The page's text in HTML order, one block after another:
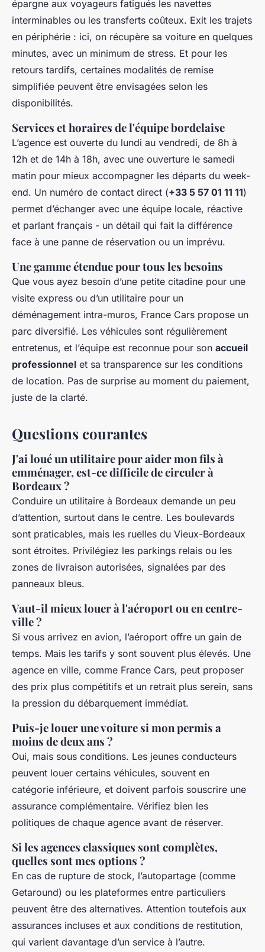
épargne aux voyageurs fatigués les navettes
interminables ou les transferts coûteux. Exit les trajets
en périphérie : ici, on récupère sa voiture en quelques
minutes, avec un minimum de stress. Et pour les
retours tardifs, certaines modalités de remise
simplifiée peuvent être envisagées selon les
disponibilités.
Services et horaires de l'équipe bordelaise
L’agence est ouverte du lundi au vendredi, de 8h à
12h et de 14h à 18h, avec une ouverture le samedi
matin pour mieux accompagner les départs du week-
end. Un numéro de contact direct (+33 5 57 01 11 11)
permet d’échanger avec une équipe locale, réactive
et parlant français - un détail qui fait la différence
face à une panne de réservation ou un imprévu.
Une gamme étendue pour tous les besoins
Que vous ayez besoin d’une petite citadine pour une
visite express ou d’un utilitaire pour un
déménagement intra-muros, France Cars propose un
parc diversifié. Les véhicules sont régulièrement
entretenus, et l’équipe est reconnue pour son accueil
professionnel et sa transparence sur les conditions
de location. Pas de surprise au moment du paiement,
juste de la clarté.
Questions courantes
J'ai loué un utilitaire pour aider mon fils à
emménager, est-ce difficile de circuler à
Bordeaux ?
Conduire un utilitaire à Bordeaux demande un peu
d’attention, surtout dans le centre. Les boulevards
sont praticables, mais les ruelles du Vieux-Bordeaux
sont étroites. Privilégiez les parkings relais ou les
zones de livraison autorisées, signalées par des
panneaux bleus.
Vaut-il mieux louer à l'aéroport ou en centre-
ville ?
Si vous arrivez en avion, l’aéroport offre un gain de
temps. Mais les tarifs y sont souvent plus élevés. Une
agence en ville, comme France Cars, peut proposer
des prix plus compétitifs et un retrait plus serein, sans
la pression du débarquement immédiat.
Puis-je louer une voiture si mon permis a
moins de deux ans ?
Oui, mais sous conditions. Les jeunes conducteurs
peuvent louer certains véhicules, souvent en
catégorie inférieure, et doivent parfois souscrire une
assurance complémentaire. Vérifiez bien les
politiques de chaque agence avant de réserver.
Si les agences classiques sont complètes,
quelles sont mes options ?
En cas de rupture de stock, l’autopartage (comme
Getaround) ou les plateformes entre particuliers
peuvent être des alternatives. Attention toutefois aux
assurances incluses et aux conditions de restitution,
qui varient davantage d’un service à l’autre.